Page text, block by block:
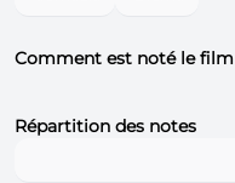
Comment est noté le film
Répartition des notes